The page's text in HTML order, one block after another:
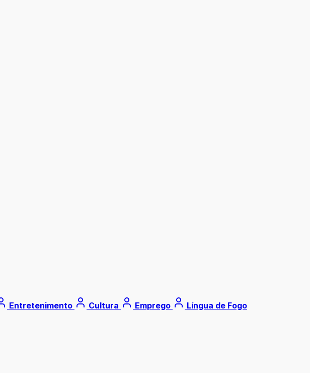
Entretenimento Cultura Emprego Língua de Fogo